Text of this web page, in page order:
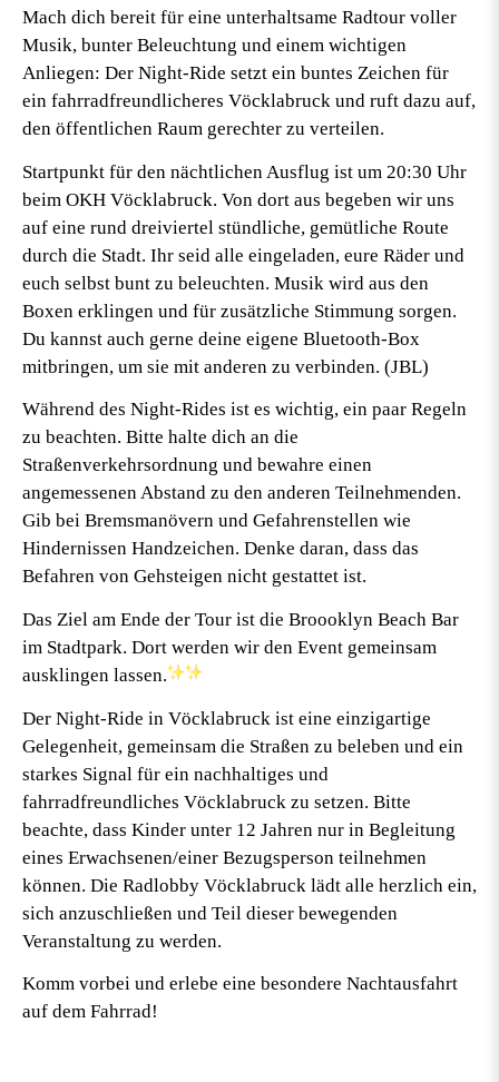
Mach dich bereit für eine unterhaltsame Radtour voller
Musik, bunter Beleuchtung und einem wichtigen
Anliegen: Der Night-Ride setzt ein buntes Zeichen für
ein fahrradfreundlicheres Vöcklabruck und ruft dazu auf,
den öffentlichen Raum gerechter zu verteilen.
Startpunkt für den nächtlichen Ausflug ist um 20:30 Uhr
beim OKH Vöcklabruck. Von dort aus begeben wir uns
auf eine rund dreiviertel stündliche, gemütliche Route
durch die Stadt. Ihr seid alle eingeladen, eure Räder und
euch selbst bunt zu beleuchten. Musik wird aus den
Boxen erklingen und für zusätzliche Stimmung sorgen.
Du kannst auch gerne deine eigene Bluetooth-Box
mitbringen, um sie mit anderen zu verbinden. (JBL)
Während des Night-Rides ist es wichtig, ein paar Regeln
zu beachten. Bitte halte dich an die
Straßenverkehrsordnung und bewahre einen
angemessenen Abstand zu den anderen Teilnehmenden.
Gib bei Bremsmanövern und Gefahrenstellen wie
Hindernissen Handzeichen. Denke daran, dass das
Befahren von Gehsteigen nicht gestattet ist.
Das Ziel am Ende der Tour ist die Broooklyn Beach Bar
im Stadtpark. Dort werden wir den Event gemeinsam
ausklingen lassen.
Der Night-Ride in Vöcklabruck ist eine einzigartige
Gelegenheit, gemeinsam die Straßen zu beleben und ein
starkes Signal für ein nachhaltiges und
fahrradfreundliches Vöcklabruck zu setzen. Bitte
beachte, dass Kinder unter 12 Jahren nur in Begleitung
eines Erwachsenen/einer Bezugsperson teilnehmen
können. Die Radlobby Vöcklabruck lädt alle herzlich ein,
sich anzuschließen und Teil dieser bewegenden
Veranstaltung zu werden.
Komm vorbei und erlebe eine besondere Nachtausfahrt
auf dem Fahrrad!